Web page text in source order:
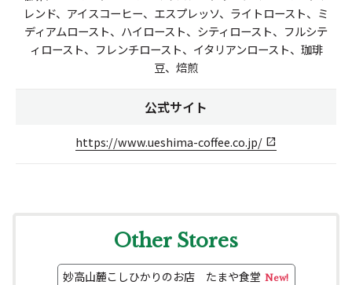
レンド、アイスコーヒー、エスプレッソ、ライトロースト、ミ
ディアムロースト、ハイロースト、シティロースト、フルシテ
ィロースト、フレンチロースト、イタリアンロースト、珈琲
豆、焙煎
公式サイト
https://www.ueshima-coffee.co.jp/
Other Stores
妙高山麓こしひかりのお店 たまや食堂 New!